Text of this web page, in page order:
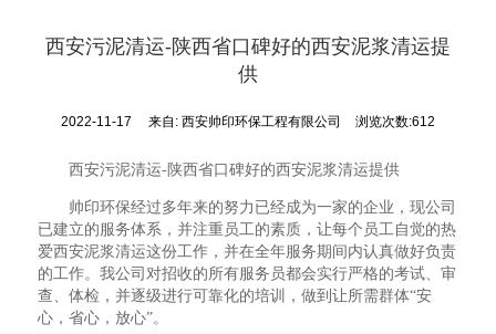
西安污泥清运-陕西省口碑好的西安泥浆清运提
供
2022-11-17 来自:西安帅印环保工程有限公司 浏览次数:612
西安污泥清运-陕西省口碑好的西安泥浆清运提供
帅印环保经过多年来的努力已经成为一家的企业，现公司
已建立的服务体系，并注重员工的素质，让每个员工自觉的热
爱西安泥浆清运这份工作，并在全年服务期间内认真做好负责
的工作。我公司对招收的所有服务员都会实行严格的考试、审
查、体检，并逐级进行可靠化的培训，做到让所需群体“安
心，省心，放心”。